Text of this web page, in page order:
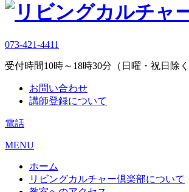
073-421-4411
受付時間10時～18時30分（日曜・祝日除く
お問い合わせ
講師登録について
電話
MENU
ホーム
リビングカルチャー倶楽部について